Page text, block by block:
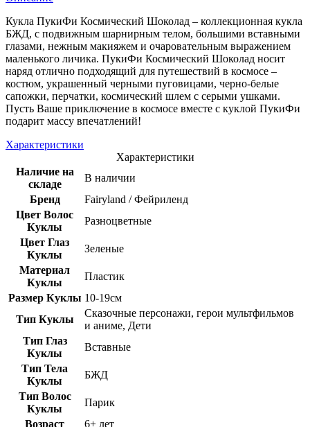
Кукла ПукиФи Космический Шоколад – коллекционная кукла
БЖД, с подвижным шарнирным телом, большими вставными
глазами, нежным макияжем и очаровательным выражением
маленького личика. ПукиФи Космический Шоколад носит
наряд отлично подходящий для путешествий в космосе –
костюм, украшенный черными пуговицами, черно-белые
сапожки, перчатки, космический шлем с серыми ушками.
Пусть Ваше приключение в космосе вместе с куклой ПукиФи
подарит массу впечатлений!
Характеристики
Характеристики
Наличие на
складе
В наличии
Бренд
Fairyland / Фейриленд
Цвет Волос
Куклы
Разноцветные
Цвет Глаз
Куклы
Зеленые
Материал
Куклы
Пластик
Размер Куклы 10-19см
Тип Куклы
Сказочные персонажи, герои мультфильмов
и аниме, Дети
Тип Глаз
Куклы
Вставные
Тип Тела
Куклы
БЖД
Тип Волос
Куклы
Парик
Возраст
6+ лет